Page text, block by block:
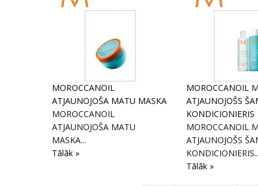
MOROCCANOIL
ATJAUNOJOŠA MATU MASKA
MOROCCANOIL
ATJAUNOJOŠA MATU
MASKA...
Tālāk »
MOROCCANOIL
ATJAUNOJOŠS
KONDICIONIERIS
MOROCCANOIL
ATJAUNOJOŠS
Tālāk »